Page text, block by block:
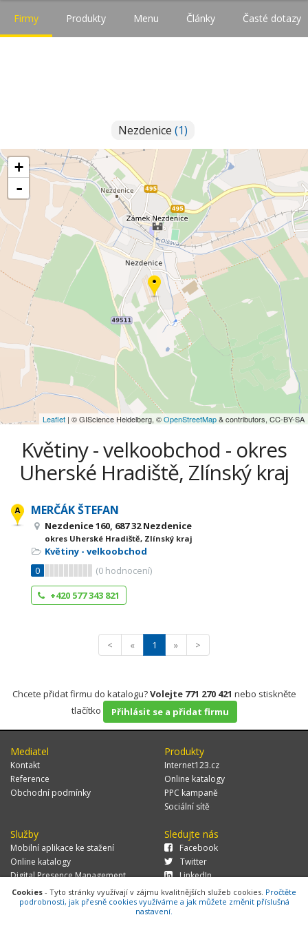
Firmy Produkty Menu Články Časté dotazy
Nezdenice (1)
+
-
Leaflet | © GIScience Heidelberg, ©OpenStreetMap& contributors, CC-BY-SA
Květiny - velkoobchod - okres
Uherské Hradiště, Zlínský kraj
MERČÁK ŠTEFAN
Nezdenice 160, 687 32 Nezdenice
okres Uherské Hradiště, Zlínský kraj
Květiny - velkoobchod
0
(0 hodnocení)
+420 577 343 821
< « 1 » >
Chcete přidat firmu do katalogu?Volejte 771 270 421 nebo stiskněte
tlačítko
Přihlásit se a přidat firmu
Mediatel
Kontakt
Reference
Obchodní podmínky
Produkty
Internet123.cz
Online katalogy
PPC kampaně
Sociální sítě
Služby
Mobilní aplikace ke stažení
Online katalogy
Digital Presence Management
Více zákazníků
Sledujte nás
Facebook
Twitter
LinkedIn
Cookies - Tyto stránky využívají v zájmu kvalitnějších služeb cookies. Pročtěte
podrobnosti, jak přesně cookies využíváme a jak můžete změnit příslušná
nastavení.